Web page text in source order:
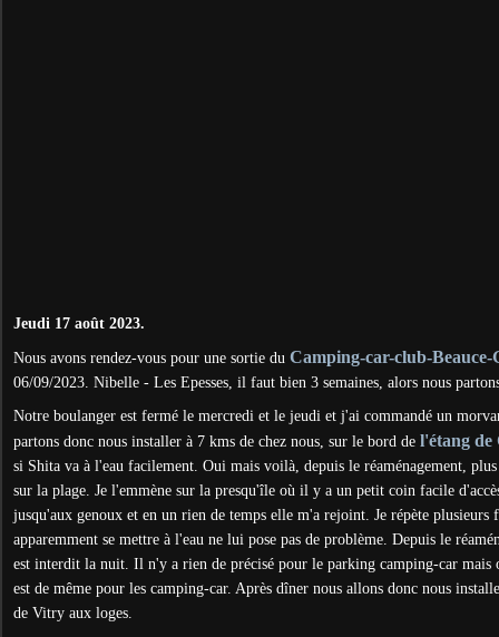
Jeudi 17 août 2023.
Nous avons rendez-vous pour une sortie du Camping-car-club-Beauce-
06/09/2023. Nibelle - Les Epesses, il faut bien 3 semaines, alors nous
Notre boulanger est fermé le mercredi et le jeudi et j'ai commandé un
partons donc nous installer à 7 kms de chez nous, sur le bord de l'étang de
si Shita va à l'eau facilement. Oui mais voilà, depuis le réaménagement,
sur la plage. Je l'emmène sur la presqu'île où il y a un petit coin facile
jusqu'aux genoux et en un rien de temps elle m'a rejoint. Je répète plusieurs
apparemment se mettre à l'eau ne lui pose pas de problème. Depuis le
est interdit la nuit. Il n'y a rien de précisé pour le parking camping-car mais
est de même pour les camping-car. Après dîner nous allons donc nous
de Vitry aux loges.